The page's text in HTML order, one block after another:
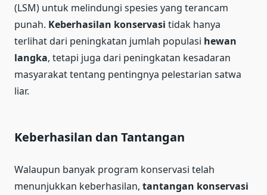
(LSM) untuk melindungi spesies yang terancam
punah. Keberhasilan konservasi tidak hanya
terlihat dari peningkatan jumlah populasi hewan
langka, tetapi juga dari peningkatan kesadaran
masyarakat tentang pentingnya pelestarian satwa
liar.
Keberhasilan dan Tantangan
Walaupun banyak program konservasi telah
menunjukkan keberhasilan, tantangan konservasi